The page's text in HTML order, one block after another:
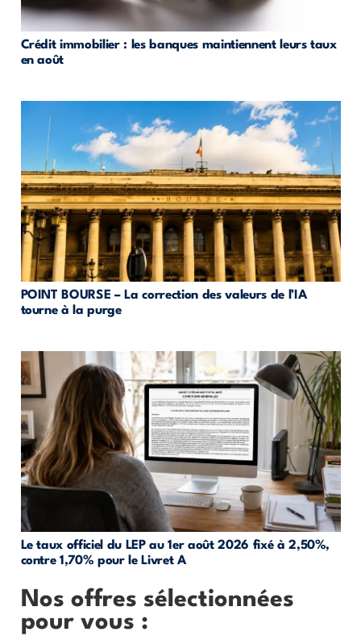
Crédit immobilier : les banques maintiennent leurs taux
en août
POINT BOURSE – La correction des valeurs de l’IA
tourne à la purge
Le taux officiel du LEP au 1er août 2026 fixé à 2,50%,
contre 1,70% pour le Livret A
Nos offres sélectionnées
pour vous :